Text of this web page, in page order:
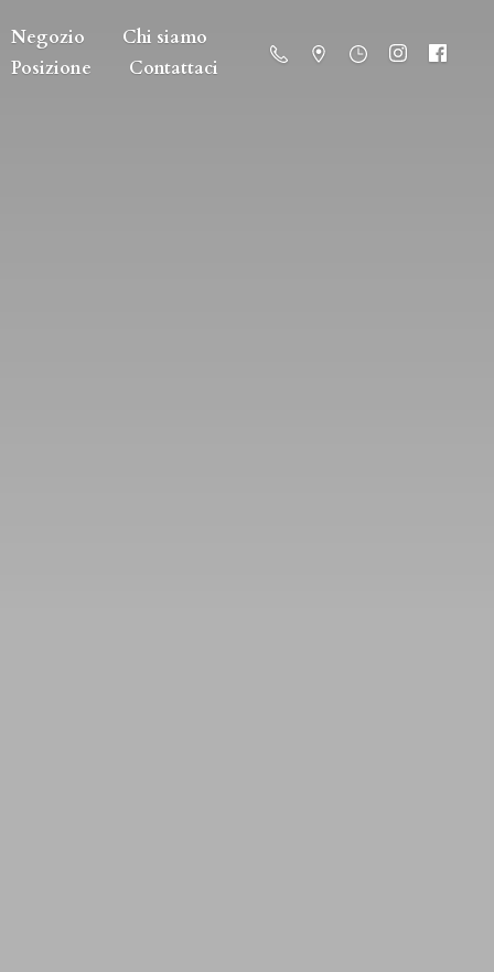
Negozio
Chi siamo
Posizione
Contattaci